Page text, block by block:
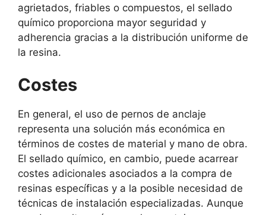
agrietados, friables o compuestos, el sellado
químico proporciona mayor seguridad y
adherencia gracias a la distribución uniforme de
la resina.
Costes
En general, el uso de pernos de anclaje
representa una solución más económica en
términos de costes de material y mano de obra.
El sellado químico, en cambio, puede acarrear
costes adicionales asociados a la compra de
resinas específicas y a la posible necesidad de
técnicas de instalación especializadas. Aunque